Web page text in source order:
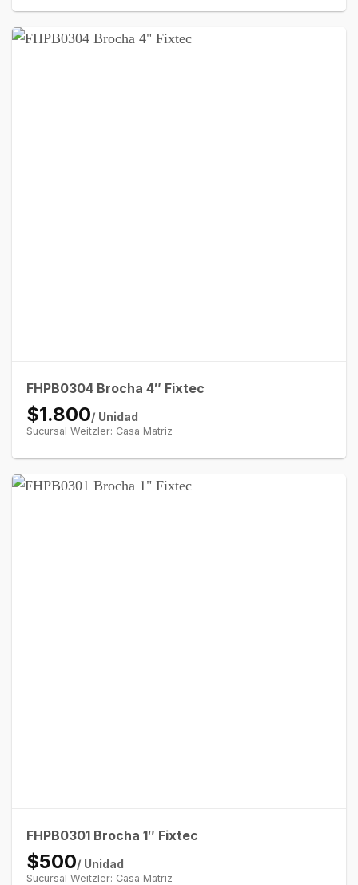
FHPB0304 Brocha 4″ Fixtec
$1.800/ Unidad
Sucursal Weitzler: Casa Matriz
FHPB0301 Brocha 1″ Fixtec
$500/ Unidad
Sucursal Weitzler: Casa Matriz